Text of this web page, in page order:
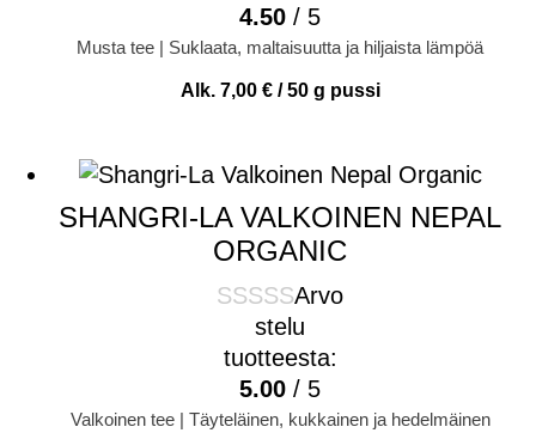
4.50 / 5
Musta tee | Suklaata, maltaisuutta ja hiljaista lämpöä
Alk. 7,00 €/ 50 g pussi
SHANGRI-LA VALKOINEN NEPAL
ORGANIC
Arvo
stelu
tuotteesta:
5.00 / 5
Valkoinen tee | Täyteläinen, kukkainen ja hedelmäinen